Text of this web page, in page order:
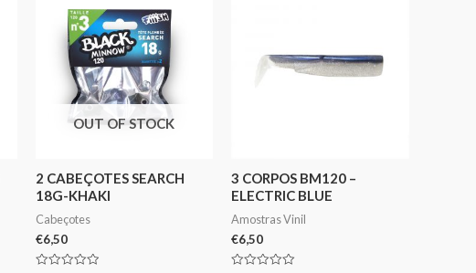
OUT OF STOCK
2 CABEÇOTES SEARCH
18G-KHAKI
Cabeçotes
€6,50
3 CORPOS BM120 –
ELECTRIC BLUE
Amostras Vinil
€6,50